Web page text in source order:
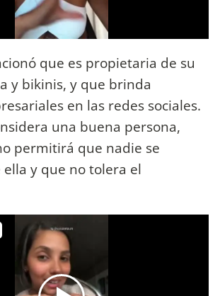
que es propietaria de su
y bikinis, y que brinda
en las redes sociales.
una buena persona,
permitirá que nadie se
ella y que no tolera el